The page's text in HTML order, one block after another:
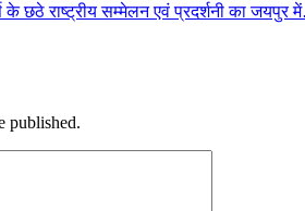
राष्ट्रीय सम्मेलन एवं प्रदर्शनी का जयपुर
published.